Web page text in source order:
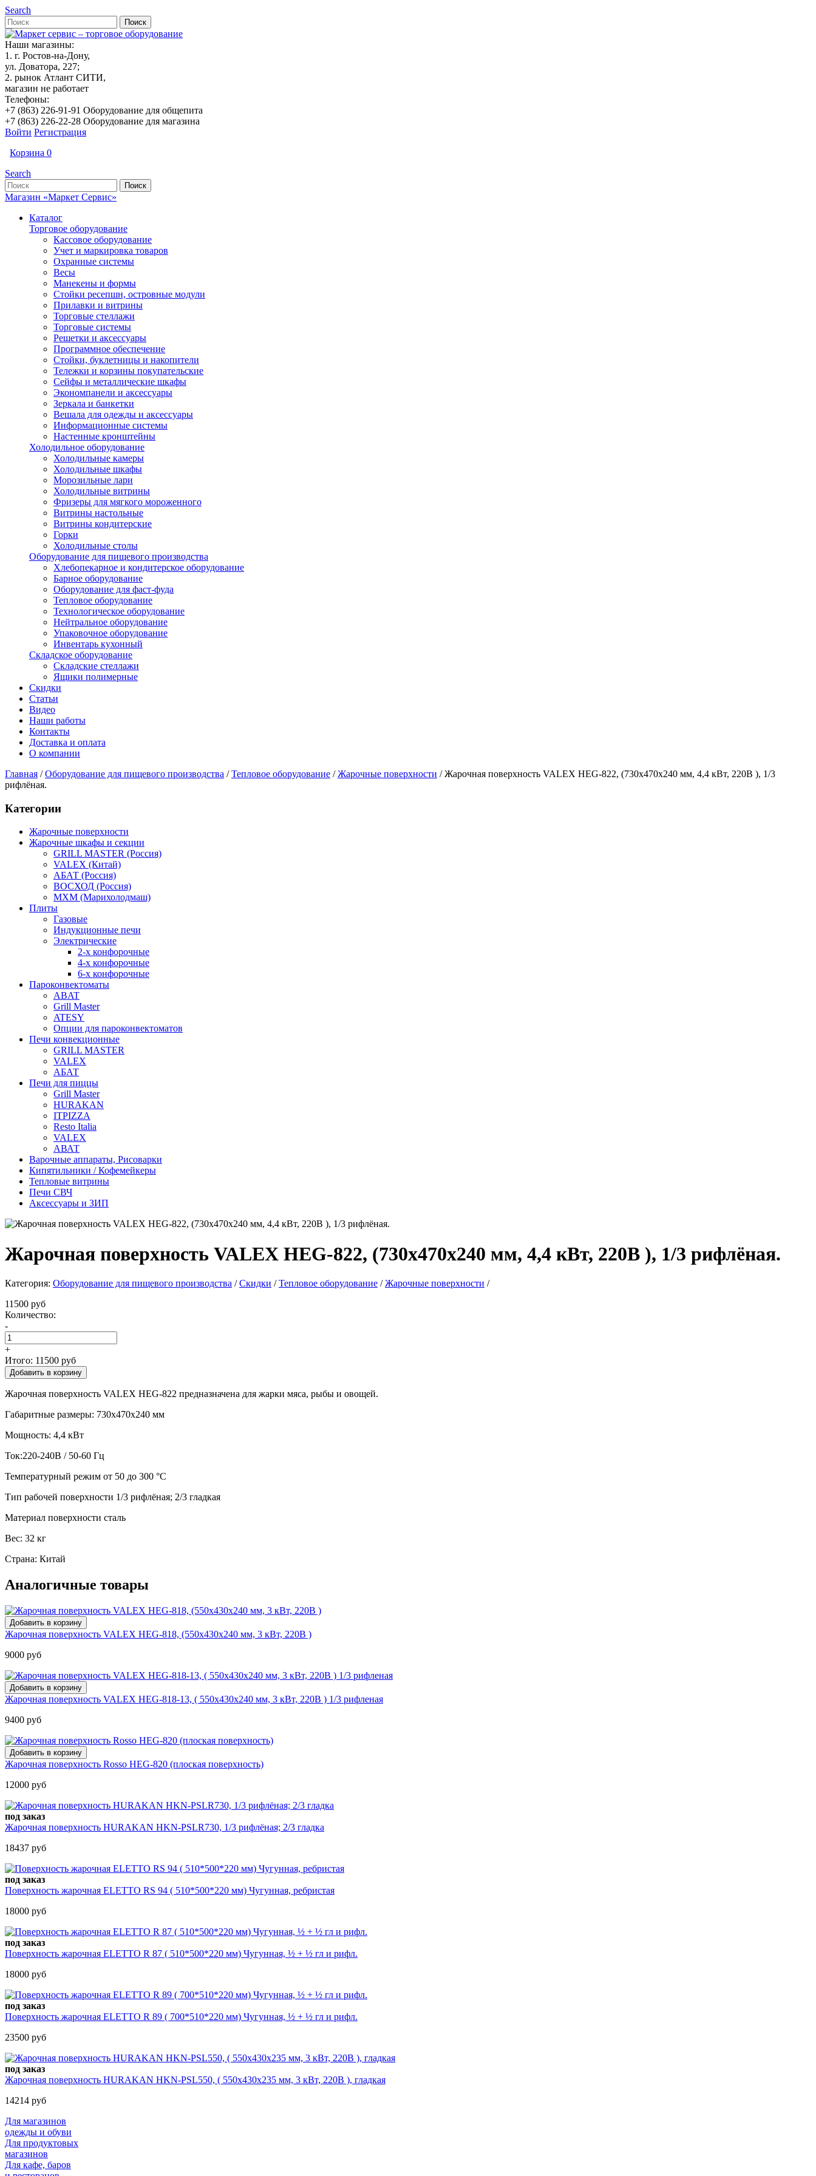
Search
Наши магазины:
1. г. Ростов-на-Дону,
ул. Доватора, 227;
2. рынок Атлант СИТИ,
магазин не работает
Телефоны:
+7 (863) 226-91-91 Оборудование для общепита
+7 (863) 226-22-28 Оборудование для магазина
Войти Регистрация
Корзина 0
Search
Магазин «Маркет Сервис»
Каталог
Торговое оборудование
Кассовое оборудование
Учет и маркировка товаров
Охранные системы
Весы
Манекены и формы
Стойки ресепшн, островные модули
Прилавки и витрины
Торговые стеллажи
Торговые системы
Решетки и аксессуары
Программное обеспечение
Стойки, буклетницы и накопители
Тележки и корзины покупательские
Сейфы и металлические шкафы
Экономпанели и аксессуары
Зеркала и банкетки
Вешала для одежды и аксессуары
Информационные системы
Настенные кронштейны
Холодильное оборудование
Холодильные камеры
Холодильные шкафы
Морозильные лари
Холодильные витрины
Фризеры для мягкого мороженного
Витрины настольные
Витрины кондитерские
Горки
Холодильные столы
Оборудование для пищевого производства
Хлебопекарное и кондитерское оборудование
Барное оборудование
Оборудование для фаст-фуда
Тепловое оборудование
Технологическое оборудование
Нейтральное оборудование
Упаковочное оборудование
Инвентарь кухонный
Складское оборудование
Складские стеллажи
Ящики полимерные
Скидки
Статьи
Видео
Наши работы
Контакты
Доставка и оплата
О компании
Главная / Оборудование для пищевого производства / Тепловое оборудование / Жарочные поверхности / Жарочная поверхность VALEX HEG-822, (730х470х240 мм, 4,4 кВт, 220В ), 1/3
рифлёная.
Категории
Жарочные поверхности
Жарочные шкафы и секции
GRILL MASTER (Россия)
VALEX (Китай)
АБАТ (Россия)
ВОСХОД (Россия)
МХМ (Марихолодмаш)
Плиты
Газовые
Индукционные печи
Электрические
2-х конфорочные
4-х конфорочные
6-х конфорочные
Пароконвектоматы
ABAT
Grill Master
ATESY
Опции для пароконвектоматов
Печи конвекционные
GRILL MASTER
VALEX
АБАТ
Печи для пиццы
Grill Master
HURAKAN
ITPIZZA
Resto Italia
VALEX
АВАТ
Варочные аппараты, Рисоварки
Кипятильники / Кофемейкеры
Тепловые витрины
Печи СВЧ
Аксессуары и ЗИП
Жарочная поверхность VALEX HEG-822, (730х470х240 мм, 4,4 кВт, 220В ), 1/3 рифлёная.
Категория: Оборудование для пищевого производства / Скидки / Тепловое оборудование / Жарочные поверхности /
11500 руб
Количество:
-
+
Итого: 11500 руб
Жарочная поверхность VALEX HEG-822 предназначена для жарки мяса, рыбы и овощей.
Габаритные размеры: 730х470х240 мм
Мощность: 4,4 кВт
Ток:220-240В / 50-60 Гц
Температурный режим от 50 до 300 °С
Тип рабочей поверхности 1/3 рифлёная; 2/3 гладкая
Материал поверхности сталь
Вес: 32 кг
Страна: Китай
Аналогичные товары
Жарочная поверхность VALEX HEG-818, (550х430х240 мм, 3 кВт, 220В )
9000 руб
Жарочная поверхность VALEX HEG-818-13, ( 550х430х240 мм, 3 кВт, 220В ) 1/3 рифленая
9400 руб
Жарочная поверхность Rosso HEG-820 (плоская поверхность)
12000 руб
под заказ
Жарочная поверхность HURAKAN HKN-PSLR730, 1/3 рифлёная; 2/3 гладка
18437 руб
под заказ
Поверхность жарочная ELETTO RS 94 ( 510*500*220 мм) Чугунная, ребристая
18000 руб
под заказ
Поверхность жарочная ELETTO R 87 ( 510*500*220 мм) Чугунная, ½ + ½ гл и рифл.
18000 руб
под заказ
Поверхность жарочная ELETTO R 89 ( 700*510*220 мм) Чугунная, ½ + ½ гл и рифл.
23500 руб
под заказ
Жарочная поверхность HURAKAN HKN-PSL550, ( 550x430x235 мм, 3 кВт, 220В ), гладкая
14214 руб
Для магазинов
одежды и обуви
Для продуктовых
магазинов
Для кафе, баров